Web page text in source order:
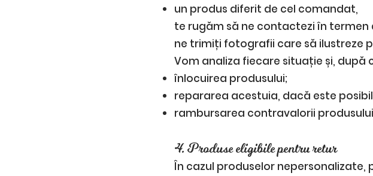
un produs diferit de cel comandat,
te rugăm să ne contactezi în termen
ne trimiți fotografii care să ilustreze
Vom analiza fiecare situație și,
înlocuirea produsului;
repararea acestuia, dacă este
rambursarea contravalorii
4. Produse eligibile pentru retur
În cazul produselor